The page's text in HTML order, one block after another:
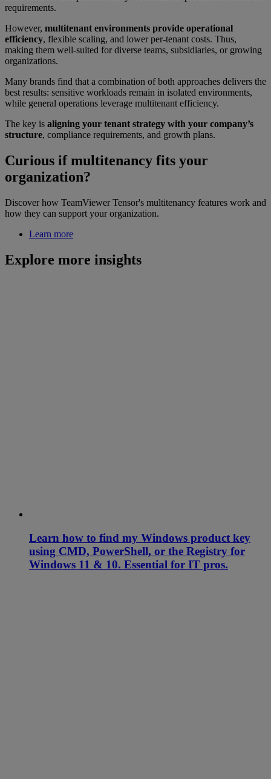
requirements.
However, multitenant environments provide operational
efficiency, flexible scaling, and lower per-tenant costs. Thus,
making them well-suited for diverse teams, subsidiaries, or growing
organizations.
Many brands find that a combination of both approaches delivers the
best results: sensitive workloads remain in isolated environments,
while general operations leverage multitenant efficiency.
The key is aligning your tenant strategy with your company’s
structure, compliance requirements, and growth plans.
Curious if multitenancy fits your
organization?
Discover how TeamViewer Tensor's multitenancy features work and
how they can support your organization.
Learn more
Explore more insights
Learn how to find my Windows product key
using CMD, PowerShell, or the Registry for
Windows 11 & 10. Essential for IT pros.